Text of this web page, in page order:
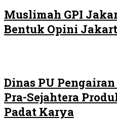
Muslimah GPI
Bentuk Opini
Dinas PU
Pra-Sejahtera
Padat Karya